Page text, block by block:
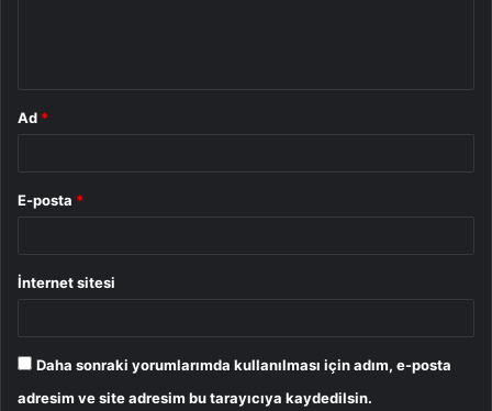
Ad *
E-posta *
İnternet sitesi
Daha sonraki yorumlarımda kullanılması için adım, e-posta
adresim ve site adresim bu tarayıcıya kaydedilsin.